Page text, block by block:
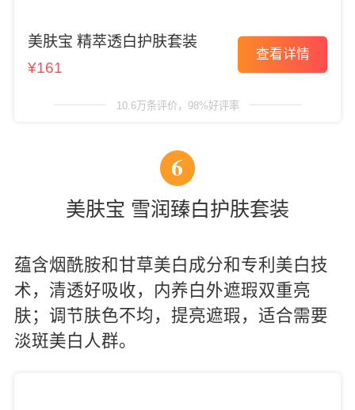
美肤宝 精萃透白护肤套装
¥161
查看详情
10.6万条评价，98%好评率
6
美肤宝 雪润臻白护肤套装
蕴含烟酰胺和甘草美白成分和专利美白技
术，清透好吸收，内养白外遮瑕双重亮
肤；调节肤色不均，提亮遮瑕，适合需要
淡斑美白人群。